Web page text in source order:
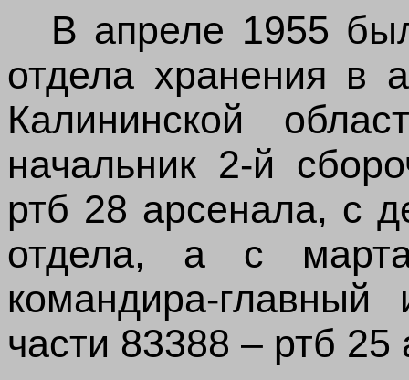
В апреле 1955
отдела хранения в
Калининской
начальник 2‑й
ртб 28 арсенала, с
отдела, а с
командира-
части 83388 – ртб 25